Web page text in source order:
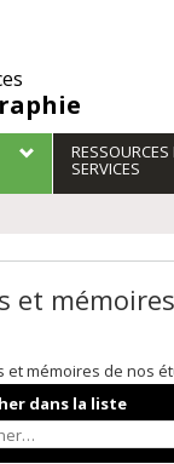
RESSOURCES
SERVICES
et mémoires
et mémoires de nos
dans la liste